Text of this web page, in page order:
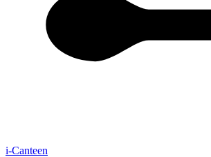
i-Canteen